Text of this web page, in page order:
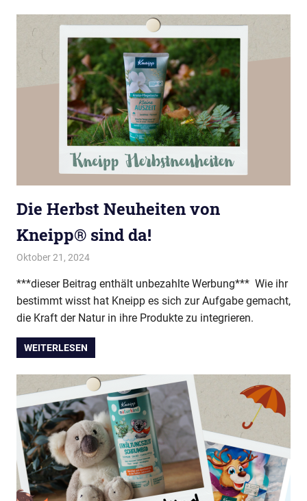
Die Herbst Neuheiten von
Kneipp® sind da!
Oktober 21, 2024
***dieser Beitrag enthält unbezahlte Werbung*** Wie ihr
bestimmt wisst hat Kneipp es sich zur Aufgabe gemacht,
die Kraft der Natur in ihre Produkte zu integrieren.
WEITERLESEN